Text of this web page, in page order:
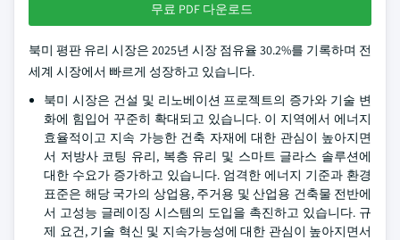
무료 PDF 다운로드
북미 평판 유리 시장은 2025년 시장 점유율 30.2%를 기록하며 전
세계 시장에서 빠르게 성장하고 있습니다.
북미 시장은 건설 및 리노베이션 프로젝트의 증가와 기술 변
화에 힘입어 꾸준히 확대되고 있습니다. 이 지역에서 에너지
효율적이고 지속 가능한 건축 자재에 대한 관심이 높아지면
서 저방사 코팅 유리, 복층 유리 및 스마트 글라스 솔루션에
대한 수요가 증가하고 있습니다. 엄격한 에너지 기준과 환경
표준은 해당 국가의 상업용, 주거용 및 산업용 건축물 전반에
서 고성능 글레이징 시스템의 도입을 촉진하고 있습니다. 규
제 요건, 기술 혁신 및 지속가능성에 대한 관심이 높아지면서